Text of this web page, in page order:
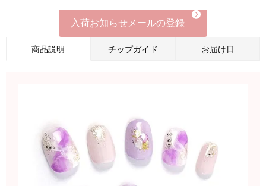
入荷お知らせメールの登録
商品説明 チップガイド お届け日